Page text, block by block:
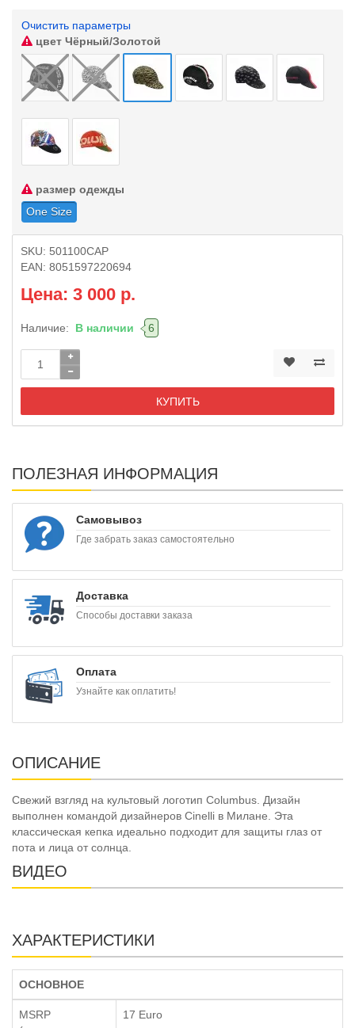
Очистить параметры
цвет Чёрный/Золотой
размер одежды
One Size
SKU: 501100CAP
EAN: 8051597220694
Цена: 3 000 р.
Наличие: В наличии 6
КУПИТЬ
ПОЛЕЗНАЯ ИНФОРМАЦИЯ
Самовывоз
Где забрать заказ самостоятельно
Доставка
Способы доставки заказа
Оплата
Узнайте как оплатить!
ОПИСАНИЕ
Свежий взгляд на культовый логотип Columbus. Дизайн
выполнен командой дизайнеров Cinelli в Милане. Эта
классическая кепка идеально подходит для защиты глаз от
пота и лица от солнца.
ВИДЕО
ХАРАКТЕРИСТИКИ
ОСНОВНОЕ
MSRP
17 Euro